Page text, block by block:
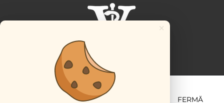
ȘTIINȚĂ ȘI PRACTICĂ FERMĂ
×